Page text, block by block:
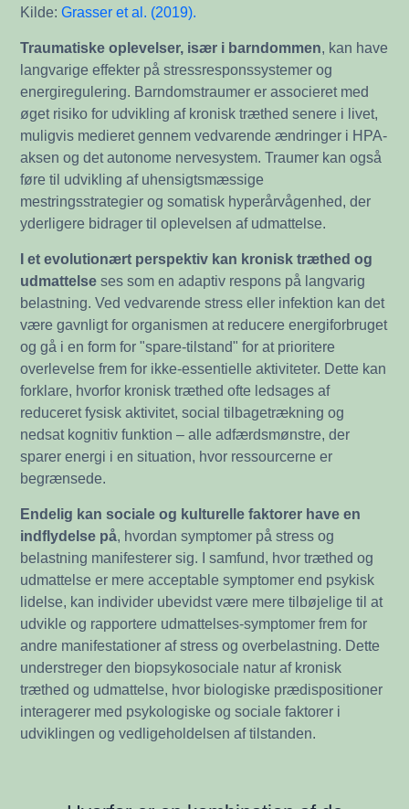
Kilde:Grasser et al. (2019).
Traumatiske oplevelser, især i barndommen, kan have
langvarige effekter på stressresponssystemer og
energiregulering. Barndomstraumer er associeret med
øget risiko for udvikling af kronisk træthed senere i livet,
muligvis medieret gennem vedvarende ændringer i HPA-
aksen og det autonome nervesystem. Traumer kan også
føre til udvikling af uhensigtsmæssige
mestringsstrategier og somatisk hyperårvågenhed, der
yderligere bidrager til oplevelsen af udmattelse.
I et evolutionært perspektiv kan kronisk træthed og
udmattelse ses som en adaptiv respons på langvarig
belastning. Ved vedvarende stress eller infektion kan det
være gavnligt for organismen at reducere energiforbruget
og gå i en form for "spare-tilstand" for at prioritere
overlevelse frem for ikke-essentielle aktiviteter. Dette kan
forklare, hvorfor kronisk træthed ofte ledsages af
reduceret fysisk aktivitet, social tilbagetrækning og
nedsat kognitiv funktion – alle adfærdsmønstre, der
sparer energi i en situation, hvor ressourcerne er
begrænsede.
Endelig kan sociale og kulturelle faktorer have en
indflydelse på, hvordan symptomer på stress og
belastning manifesterer sig. I samfund, hvor træthed og
udmattelse er mere acceptable symptomer end psykisk
lidelse, kan individer ubevidst være mere tilbøjelige til at
udvikle og rapportere udmattelses-symptomer frem for
andre manifestationer af stress og overbelastning. Dette
understreger den biopsykosociale natur af kronisk
træthed og udmattelse, hvor biologiske prædispositioner
interagerer med psykologiske og sociale faktorer i
udviklingen og vedligeholdelsen af tilstanden.